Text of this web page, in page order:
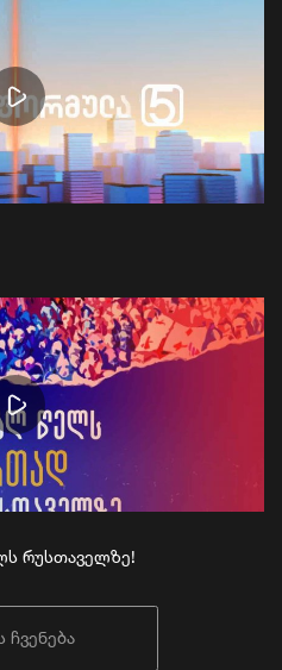
რუსთაველზე!
ჩვენება